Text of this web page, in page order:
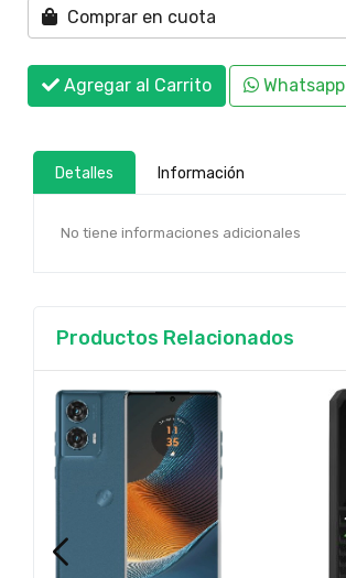
Comprar en cuota
Agregar al Carrito Whatsapp
Detalles Información
No tiene informaciones adicionales
Productos Relacionados